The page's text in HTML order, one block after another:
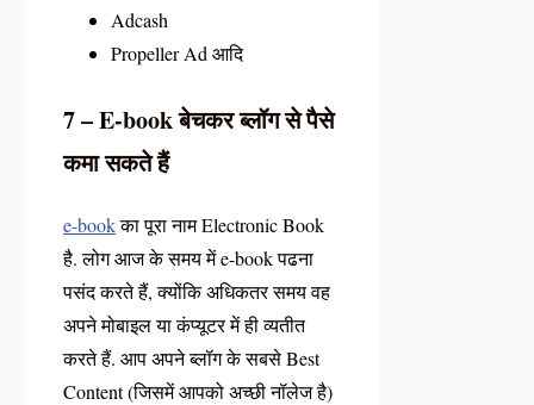
Adcash
Propeller Ad आदि
7 – E-book बेचकर ब्लॉग से पैसे
कमा सकते हैं
e-bookका पूरा नाम Electronic Book
है. लोग आज के समय में e-book पढना
पसंद करते हैं, क्योंकि अधिकतर समय वह
अपने मोबाइल या कंप्यूटर में ही व्यतीत
करते हैं. आप अपने ब्लॉग के सबसे Best
Content (जिसमें आपको अच्छी नॉलेज है)